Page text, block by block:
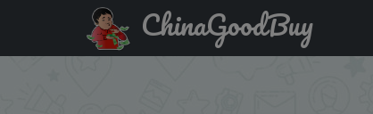
Промокод на знижку QKYD3VC9C Xiaomi ZHIMI
маски для лица
ChinaGoodBuy